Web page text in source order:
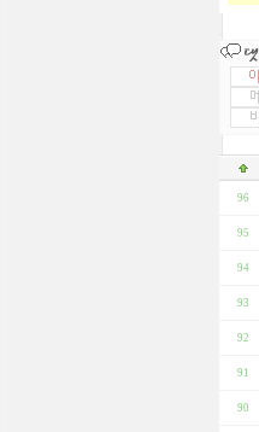
96
95
94
93
92
91
90